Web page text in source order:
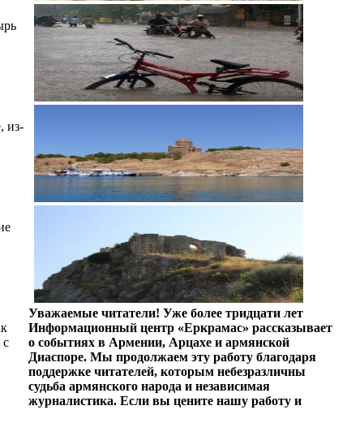
из-
с
Уважаемые читатели! Уже более тридцати лет
Информационный центр «Еркрамас» рассказывает
о событиях в Армении, Арцахе и армянской
Диаспоре. Мы продолжаем эту работу благодаря
поддержке читателей, которым небезразличны
судьба армянского народа и независимая
журналистика. Если вы цените нашу работу и